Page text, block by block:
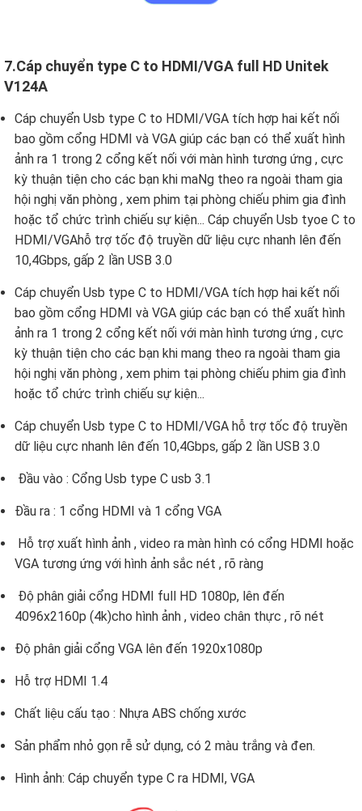
7.Cáp chuyển type C to HDMI/VGA full HD Unitek
V124A
Cáp chuyển Usb type C to HDMI/VGA tích hợp hai kết nối
bao gồm cổng HDMI và VGA giúp các bạn có thể xuất hình
ảnh ra 1 trong 2 cổng kết nối với màn hình tương ứng , cực
kỳ thuận tiện cho các bạn khi maNg theo ra ngoài tham gia
hội nghị văn phòng , xem phim tại phòng chiếu phim gia đình
hoặc tổ chức trình chiếu sự kiện... Cáp chuyển Usb tyoe C to
HDMI/VGAhỗ trợ tốc độ truyền dữ liệu cực nhanh lên đến
10,4Gbps, gấp 2 lần USB 3.0
Cáp chuyển Usb type C to HDMI/VGA tích hợp hai kết nối
bao gồm cổng HDMI và VGA giúp các bạn có thể xuất hình
ảnh ra 1 trong 2 cổng kết nối với màn hình tương ứng , cực
kỳ thuận tiện cho các bạn khi mang theo ra ngoài tham gia
hội nghị văn phòng , xem phim tại phòng chiếu phim gia đình
hoặc tổ chức trình chiếu sự kiện...
Cáp chuyển Usb type C to HDMI/VGA hỗ trợ tốc độ truyền
dữ liệu cực nhanh lên đến 10,4Gbps, gấp 2 lần USB 3.0
Đầu vào : Cổng Usb type C usb 3.1
Đầu ra : 1 cổng HDMI và 1 cổng VGA
Hỗ trợ xuất hình ảnh , video ra màn hình có cổng HDMI hoặc
VGA tương ứng với hình ảnh sắc nét , rõ ràng
Độ phân giải cổng HDMI full HD 1080p, lên đến
4096x2160p (4k)cho hình ảnh , video chân thực , rõ nét
Độ phân giải cổng VGA lên đến 1920x1080p
Hỗ trợ HDMI 1.4
Chất liệu cấu tạo : Nhựa ABS chống xước
Sản phẩm nhỏ gọn rễ sử dụng, có 2 màu trắng và đen.
Hình ảnh: Cáp chuyển type C ra HDMI, VGA